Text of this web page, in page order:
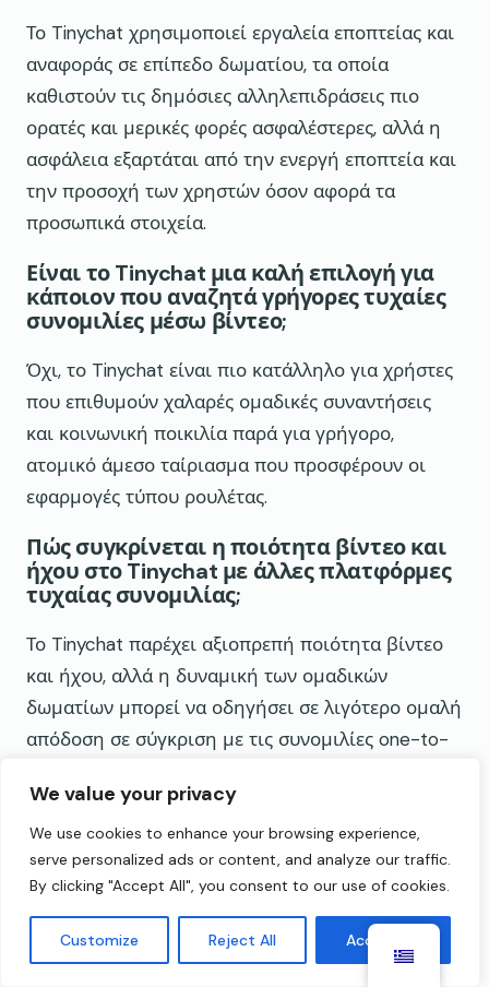
We value your privacy
We use cookies to enhance your browsing experience,
serve personalized ads or content, and analyze our traffic.
By clicking "Accept All", you consent to our use of cookies.
Customize Reject All Accept All
Το Tinychat χρησιμοποιεί εργαλεία εποπτείας και
αναφοράς σε επίπεδο δωματίου, τα οποία
καθιστούν τις δημόσιες αλληλεπιδράσεις πιο
ορατές και μερικές φορές ασφαλέστερες, αλλά η
ασφάλεια εξαρτάται από την ενεργή εποπτεία και
την προσοχή των χρηστών όσον αφορά τα
προσωπικά στοιχεία.
Είναι το Tinychat μια καλή επιλογή για
κάποιον που αναζητά γρήγορες τυχαίες
συνομιλίες μέσω βίντεο;
Όχι, το Tinychat είναι πιο κατάλληλο για χρήστες
που επιθυμούν χαλαρές ομαδικές συναντήσεις
και κοινωνική ποικιλία παρά για γρήγορο,
ατομικό άμεσο ταίριασμα που προσφέρουν οι
εφαρμογές τύπου ρουλέτας.
Πώς συγκρίνεται η ποιότητα βίντεο και
ήχου στο Tinychat με άλλες πλατφόρμες
τυχαίας συνομιλίας;
Το Tinychat παρέχει αξιοπρεπή ποιότητα βίντεο
και ήχου, αλλά η δυναμική των ομαδικών
δωματίων μπορεί να οδηγήσει σε λιγότερο ομαλή
απόδοση σε σύγκριση με τις συνομιλίες one-to-
σύνδεση.
Μπορεί η διεπαφή και η εμπειρία για
κινητά του Tinychat να ανταγωνιστούν
τις νεότερες εφαρμογές τυχαίας
συνομιλίας;